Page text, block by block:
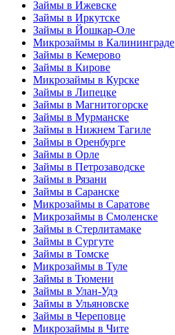
Займы в Ижевске
Займы в Иркутске
Займы в Йошкар-Оле
Микрозаймы в Калининграде
Займы в Кемерово
Займы в Кирове
Микрозаймы в Курске
Займы в Липецке
Займы в Магнитогорске
Займы в Мурманске
Займы в Нижнем Тагиле
Займы в Оренбурге
Займы в Орле
Займы в Петрозаводске
Займы в Рязани
Займы в Саранске
Микрозаймы в Саратове
Микрозаймы в Смоленске
Займы в Стерлитамаке
Займы в Сургуте
Займы в Томске
Микрозаймы в Туле
Займы в Тюмени
Займы в Улан-Удэ
Займы в Ульяновске
Займы в Череповце
Микрозаймы в Чите